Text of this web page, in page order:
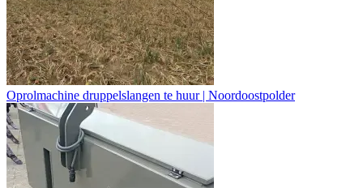
Oprolmachine druppelslangen te huur | Noordoostpolder